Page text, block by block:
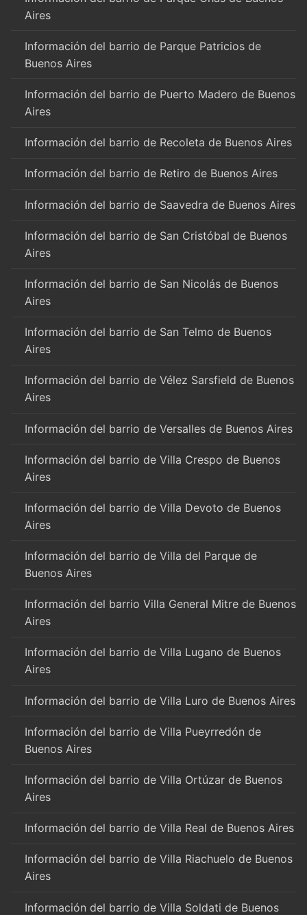
Aires
Información del barrio de Parque Patricios de
Buenos Aires
Información del barrio de Puerto Madero de Buenos
Aires
Información del barrio de Recoleta de Buenos Aires
Información del barrio de Retiro de Buenos Aires
Información del barrio de Saavedra de Buenos Aires
Información del barrio de San Cristóbal de Buenos
Aires
Información del barrio de San Nicolás de Buenos
Aires
Información del barrio de San Telmo de Buenos
Aires
Información del barrio de Vélez Sarsfield de Buenos
Aires
Información del barrio de Versalles de Buenos Aires
Información del barrio de Villa Crespo de Buenos
Aires
Información del barrio de Villa Devoto de Buenos
Aires
Información del barrio de Villa del Parque de
Buenos Aires
Información del barrio Villa General Mitre de Buenos
Aires
Información del barrio de Villa Lugano de Buenos
Aires
Información del barrio de Villa Luro de Buenos Aires
Información del barrio de Villa Pueyrredón de
Buenos Aires
Información del barrio de Villa Ortúzar de Buenos
Aires
Información del barrio de Villa Real de Buenos Aires
Información del barrio de Villa Riachuelo de Buenos
Aires
Información del barrio de Villa Soldati de Buenos